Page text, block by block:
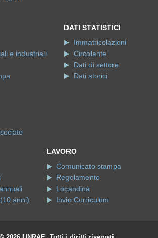
e industriali
DATI STATISTICI
Immatricolazioni
Circolante
Dati di settore
Dati storici
anni)
LAVORO
Comunicato stampa
Regolamento
Locandina
Invio Curriculum